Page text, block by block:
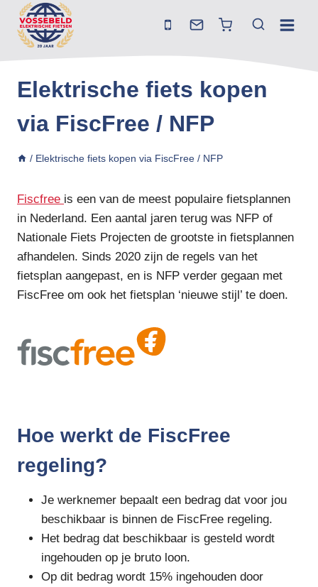
Doorgaan
naar
inhoud
Elektrische fiets kopen
via FiscFree / NFP
/ Elektrische fiets kopen via FiscFree / NFP
Fiscfree is een van de meest populaire fietsplannen
in Nederland. Een aantal jaren terug was NFP of
Nationale Fiets Projecten de grootste in fietsplannen
afhandelen. Sinds 2020 zijn de regels van het
fietsplan aangepast, en is NFP verder gegaan met
FiscFree om ook het fietsplan ‘nieuwe stijl’ te doen.
Hoe werkt de FiscFree
regeling?
Je werknemer bepaalt een bedrag dat voor jou
beschikbaar is binnen de FiscFree regeling.
Het bedrag dat beschikbaar is gesteld wordt
ingehouden op je bruto loon.
Op dit bedrag wordt 15% ingehouden door